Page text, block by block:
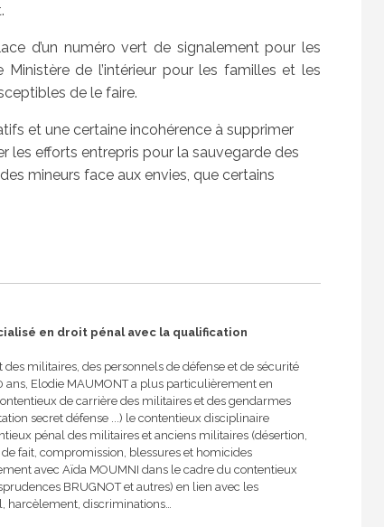
d’un numéro vert de signalement pour les
de l’intérieur pour les familles et les
de le faire.
et une certaine incohérence à supprimer
les efforts entrepris pour la sauvegarde des
mineurs face aux envies, que certains
en droit pénal avec la qualification
militaires, des personnels de défense et de sécurité
Elodie MAUMONT a plus particulièrement en
de carrière des militaires et des gendarmes
secret défense ...) le contentieux disciplinaire
pénal des militaires et anciens militaires (désertion,
fait, compromission, blessures et homicides
avec Aïda MOUMNI dans le cadre du contentieux
BRUGNOT et autres) en lien avec les
harcèlement, discriminations…